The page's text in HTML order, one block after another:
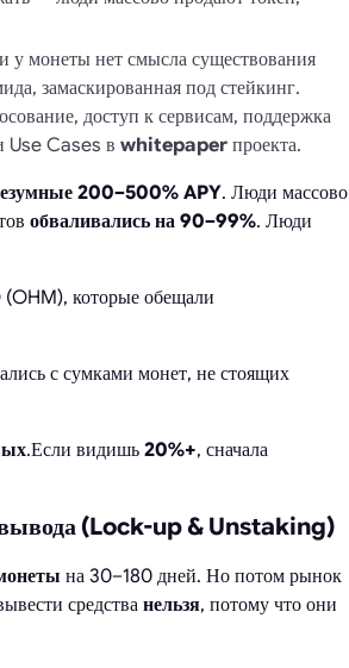
у монеты нет смысла существования
замаскированная под стейкинг.
доступ к сервисам, поддержка
Use Cases в whitepaper проекта.
200–500% APY. Люди массово
обваливались на 90–99%. Люди
которые обещали
с сумками монет, не стоящих
.Если видишь 20%+, сначала
(Lock-up & Unstaking)
на 30–180 дней. Но потом рынок
средства нельзя, потому что они